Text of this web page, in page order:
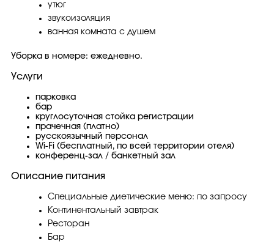
утюг
звукоизоляция
ванная комната с душем
Уборка в номере: ежедневно.
Услуги
парковка
бар
круглосуточная стойка регистрации
прачечная (платно)
русскоязычный персонал
Wi-Fi (бесплатный, по всей территории отеля)
конференц-зал / банкетный зал
Описание питания
Специальные диетические меню: по запросу
Континентальный завтрак
Ресторан
Бар